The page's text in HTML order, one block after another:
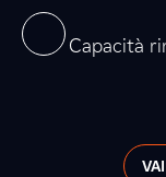
0
Capacità